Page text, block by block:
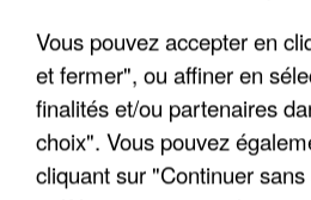
Vous pouvez accepter en
et fermer", ou affiner en
finalités et/ou partenaires
choix". Vous pouvez
cliquant sur "Continuer